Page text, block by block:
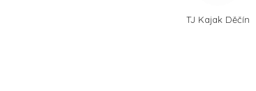
TJ Kajak Děčín